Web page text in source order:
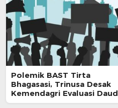
Polemik BAST Tirta
Bhagasasi, Trinusa Desak
Kemendagri Evaluasi Daud
Husin